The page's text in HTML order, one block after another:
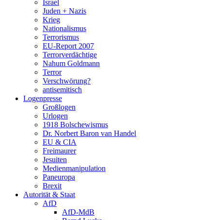
Israel
Juden + Nazis
Krieg
Nationalismus
Terrorismus
EU-Report 2007
Terrorverdächtige
Nahum Goldmann
Terror
Verschwörung?
antisemitisch
Logenpresse
Großlogen
Urlogen
1918 Bolschewismus
Dr. Norbert Baron van Handel
EU & CIA
Freimaurer
Jesuiten
Medienmanipulation
Paneuropa
Brexit
Autorität & Staat
AfD
AfD-MdB